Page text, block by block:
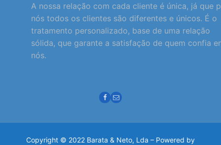
A nossa relação com cada cliente é única, já que
nós todos os clientes são diferentes e únicos. É o
tratamento personalizado, base de uma relação
sólida, que garante a satisfação de quem confia
nós.
Copyright © 2022 Barata & Neto, Lda – Powered by